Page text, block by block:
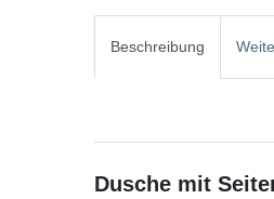
Beschreibung
Dusche mit